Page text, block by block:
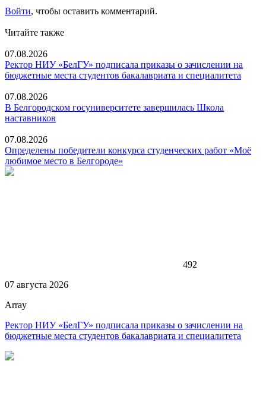
Войти, чтобы оставить комментарий.
Читайте также
07.08.2026
Ректор НИУ «БелГУ» подписала приказы о зачислении на
бюджетные места студентов бакалавриата и специалитета
07.08.2026
В Белгородском госуниверситете завершилась Школа
наставников
07.08.2026
Определены победители конкурса студенческих работ «Моё
любимое место в Белгороде»
492
07 августа 2026
Array
Ректор НИУ «БелГУ» подписала приказы о зачислении на
бюджетные места студентов бакалавриата и специалитета